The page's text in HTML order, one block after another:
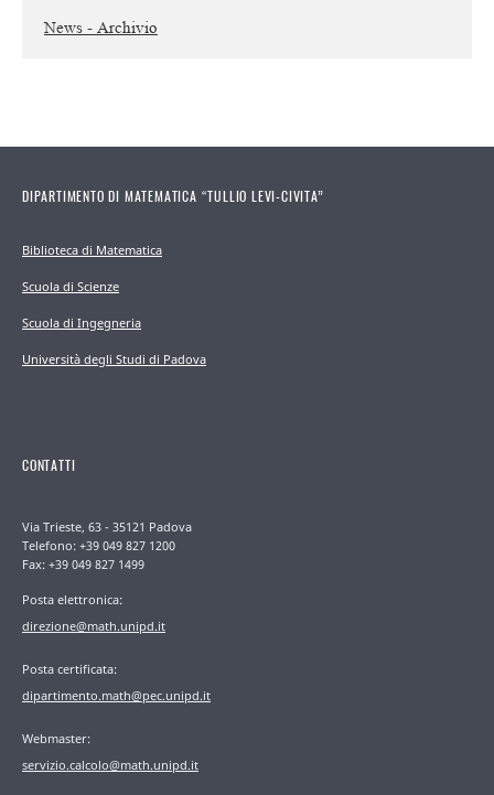
News - Archivio
DIPARTIMENTO DI MATEMATICA “TULLIO LEVI-CIVITA”
Biblioteca di Matematica
Scuola di Scienze
Scuola di Ingegneria
Università degli Studi di Padova
CONTATTI
Via Trieste, 63 - 35121 Padova
Telefono: +39 049 827 1200
Fax: +39 049 827 1499
Posta elettronica:
direzione@math.unipd.it
Posta certificata:
dipartimento.math@pec.unipd.it
Webmaster:
servizio.calcolo@math.unipd.it